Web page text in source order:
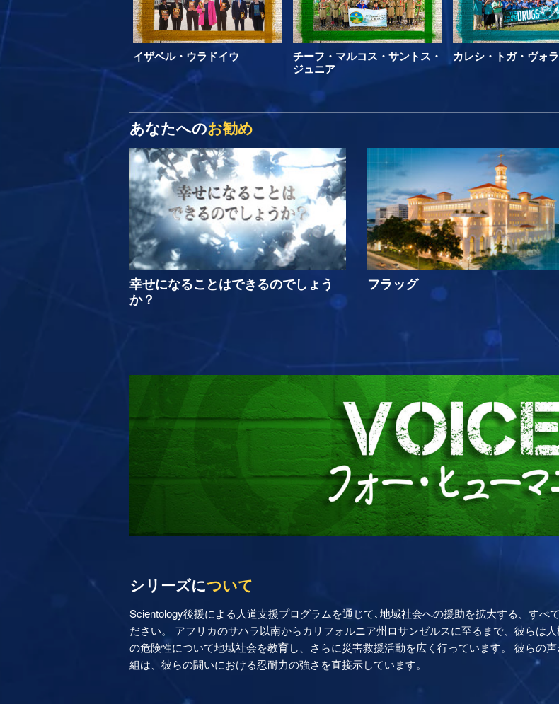
イザベル・ウラドイウ
チーフ・マルコス・サントス・
ジュニア
カレシ・トガ・ヴォ
あなたへのお勧め
幸せになることはできるのでしょう
か？
フラッグ
シリーズについて
Scientology後援による人道支援プログラムを通じて､地域社会への援助を拡大する、すべ
ださい。 アフリカのサハラ以南からカリフォルニア州ロサンゼルスに至るまで、彼らは
の危険性について地域社会を教育し、さらに災害救援活動を広く行っています。 彼らの
組は、彼らの闘いにおける忍耐力の強さを直接示しています。